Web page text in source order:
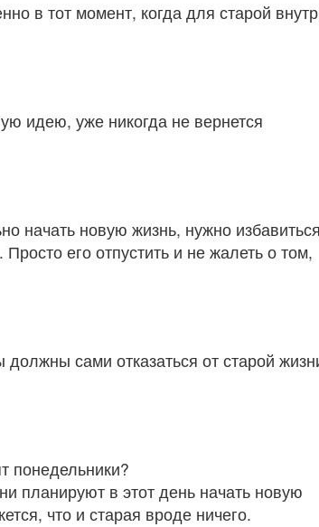
в тот момент, когда для старой
идею, уже никогда не вернется
начать новую жизнь, нужно избавиться
его отпустить и не жалеть о том,
сами отказаться от старой
понедельники?
планируют в этот день начать новую
что и старая вроде ничего.